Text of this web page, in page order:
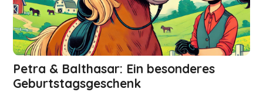
Petra & Balthasar: Ein besonderes
Geburtstagsgeschenk